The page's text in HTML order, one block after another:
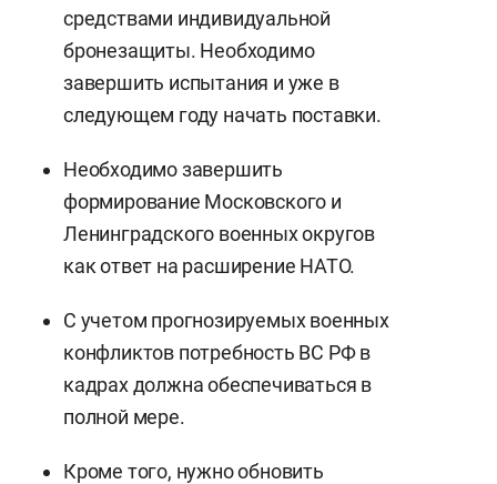
средствами индивидуальной
бронезащиты. Необходимо
завершить испытания и уже в
следующем году начать поставки.
Необходимо завершить
формирование Московского и
Ленинградского военных округов
как ответ на расширение НАТО.
С учетом прогнозируемых военных
конфликтов потребность ВС РФ в
кадрах должна обеспечиваться в
полной мере.
Кроме того, нужно обновить